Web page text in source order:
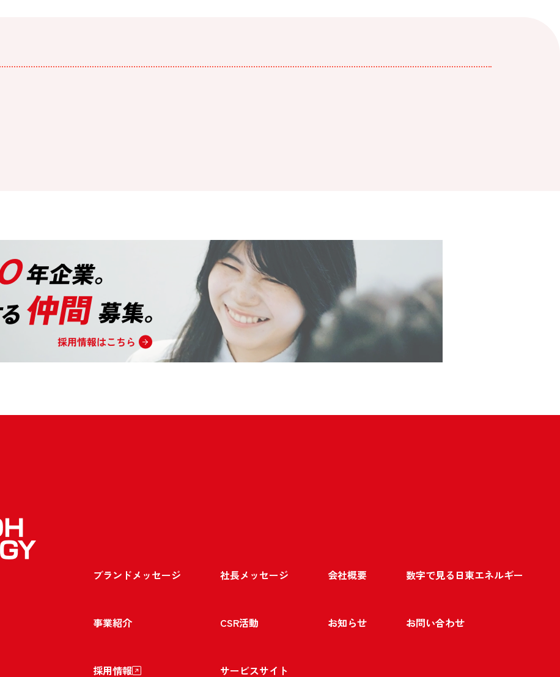
ブランドメッセージ 社長メッセージ 会社概要 数字で見る日東エネルギー
事業紹介 CSR活動 お知らせ お問い合わせ
採用情報 サービスサイト